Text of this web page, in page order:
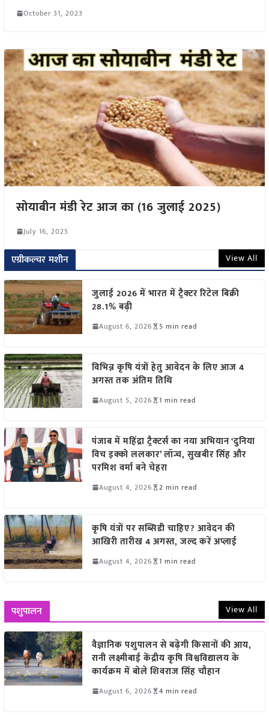
October 31, 2023
सोयाबीन मंडी रेट आज का (16 जुलाई 2025)
July 16, 2025
एग्रीकल्चर मशीन View All
जुलाई 2026 में भारत में ट्रैक्टर रिटेल बिक्री
28.1% बढ़ी
August 6, 2026 5 min read
विभिन्न कृषि यंत्रों हेतु आवेदन के लिए आज 4
अगस्त तक अंतिम तिथि
August 5, 2026 1 min read
पंजाब में महिंद्रा ट्रैक्टर्स का नया अभियान ‘दुनिया
विच इक्को ललकार’ लॉन्च, सुखबीर सिंह और
परमिश वर्मा बने चेहरा
August 4, 2026 2 min read
कृषि यंत्रों पर सब्सिडी चाहिए? आवेदन की
आखिरी तारीख 4 अगस्त, जल्द करें अप्लाई
August 4, 2026 1 min read
पशुपालन View All
वैज्ञानिक पशुपालन से बढ़ेगी किसानों की आय,
रानी लक्ष्मीबाई केंद्रीय कृषि विश्वविद्यालय के
कार्यक्रम में बोले शिवराज सिंह चौहान
August 6, 2026 4 min read